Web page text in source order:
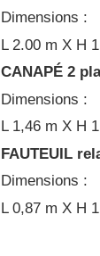
Dimensions :
L 2.00 m X H
CANAPÉ 2
Dimensions :
L 1,46 m X H
FAUTEUIL
Dimensions :
L 0,87 m X H